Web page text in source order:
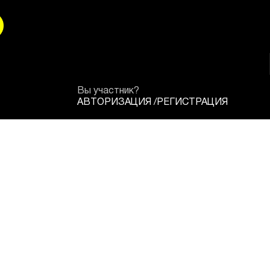
Вы участник?
АВТОРИЗАЦИЯ / РЕГИСТРАЦИЯ